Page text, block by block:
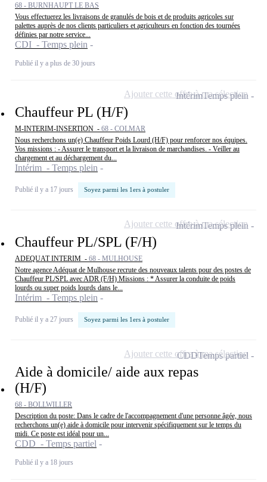
68 - BURNHAUPT LE BAS
Vous effectuerez les livraisons de granulés de bois et de produits agricoles sur
palettes auprès de nos clients particuliers et agriculteurs en fonction des tournées
définies par notre service...
CDI - Temps plein
Publié il y a plus de 30 jours
Chauffeur PL (H/F)
M-INTERIM-INSERTION - 68 - COLMAR
Nous recherchons un(e) Chauffeur Poids Lourd (H/F) pour renforcer nos équipes.
Vos missions : - Assurer le transport et la livraison de marchandises. - Veiller au
chargement et au déchargement du...
Intérim - Temps plein
Publié il y a 17 jours Soyez parmi les 1ers à postuler
IntérimTemps plein
Ajouter cette offre à ma sélection
Chauffeur PL/SPL (F/H)
ADEQUAT INTERIM - 68 - MULHOUSE
Notre agence Adéquat de Mulhouse recrute des nouveaux talents pour des postes de
Chauffeur PL/SPL avec ADR (F/H) Missions : * Assurer la conduite de poids
lourds ou super poids lourds dans le...
Intérim - Temps plein
Publié il y a 27 jours Soyez parmi les 1ers à postuler
IntérimTemps plein
Ajouter cette offre à ma sélection
Aide à domicile/ aide aux repas
(H/F)
68 - BOLLWILLER
Description du poste: Dans le cadre de l'accompagnement d'une personne âgée, nous
recherchons un(e) aide à domicile pour intervenir spécifiquement sur le temps du
midi. Ce poste est idéal pour un...
CDD - Temps partiel
Publié il y a 18 jours
CDDTemps partiel
Ajouter cette offre à ma sélection